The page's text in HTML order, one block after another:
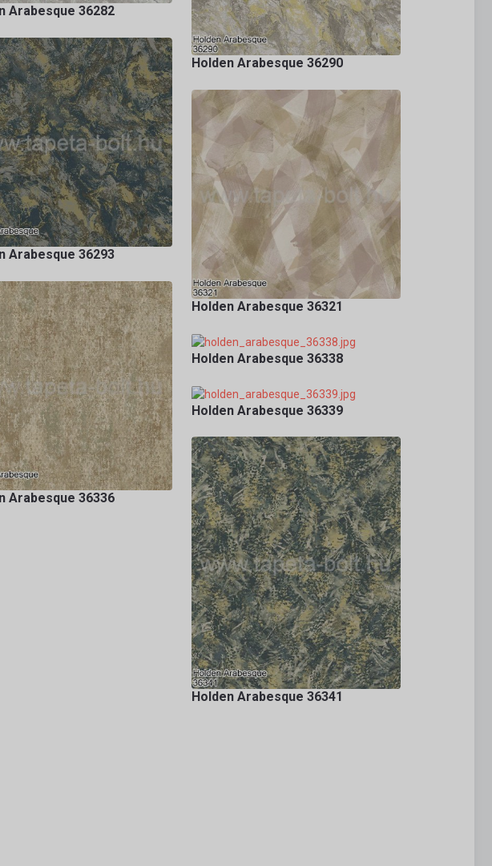
Arabesque 36282
Holden Arabesque 36290
Arabesque 36293
Holden Arabesque 36321
Arabesque 36336
Holden Arabesque 36338
Holden Arabesque 36339
Holden Arabesque 36341